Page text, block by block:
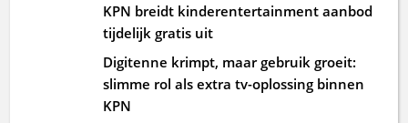
KPN breidt kinderentertainment aanbod
tijdelijk gratis uit
Digitenne krimpt, maar gebruik groeit:
slimme rol als extra tv-oplossing binnen
KPN